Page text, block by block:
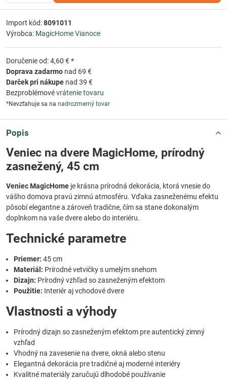
Import kód:8091011
Výrobca: MagicHome Vianoce
Doručenie od: 4,60 € *
Doprava zadarmo nad 69 €
Darček pri nákupe nad 39 €
Bezproblémovévrátenie tovaru
*Nevzťahuje sa na nadrozmerný tovar
Popis
Veniec na dvere MagicHome, prírodný
zasnežený, 45 cm
Veniec MagicHome je krásna prírodná dekorácia, ktorá vnesie do
vášho domova pravú zimnú atmosféru. Vďaka zasneženému efektu
pôsobí elegantne a zároveň tradične, čím sa stane dokonalým
doplnkom na vaše dvere alebo do interiéru.
Technické parametre
Priemer: 45 cm
Materiál: Prírodné vetvičky s umelým snehom
Dizajn: Prírodný vzhľad so zasneženým efektom
Použitie: Interiér aj vchodové dvere
Vlastnosti a výhody
Prírodný dizajn so zasneženým efektom pre autentický zimný
vzhľad
Vhodný na zavesenie na dvere, okná alebo stenu
Elegantná dekorácia pre tradičné aj moderné interiéry
Kvalitné materiály zaručujú dlhodobé používanie